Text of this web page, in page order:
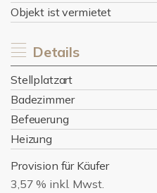
Objekt ist vermietet
Details
Stellplatzart
Badezimmer
Befeuerung
Heizung
Provision für Käufer
3,57 % inkl. Mwst.